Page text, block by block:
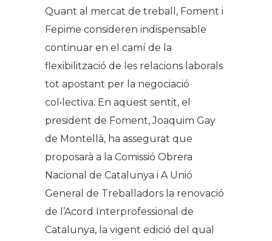
Quant al mercat de treball, Foment i
Fepime consideren indispensable
continuar en el camí de la
flexibilització de les relacions laborals
tot apostant per la negociació
col•lectiva. En aquest sentit, el
president de Foment, Joaquim Gay
de Montellà, ha assegurat que
proposarà a la Comissió Obrera
Nacional de Catalunya i A Unió
General de Treballadors la renovació
de l’Acord Interprofessional de
Catalunya, la vigent edició del qual